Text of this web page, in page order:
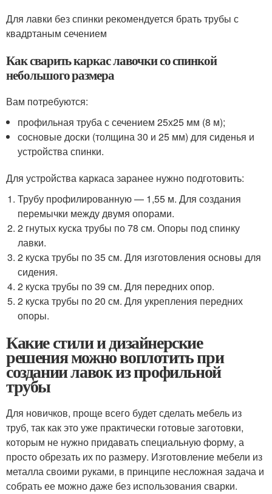
Для лавки без спинки рекомендуется брать трубы с
квадртаным сечением
Как сварить каркас лавочки со спинкой
небольшого размера
Вам потребуются:
профильная труба с сечением 25х25 мм (8 м);
сосновые доски (толщина 30 и 25 мм) для сиденья и
устройства спинки.
Для устройства каркаса заранее нужно подготовить:
Трубу профилированную — 1,55 м. Для создания
перемычки между двумя опорами.
2 гнутых куска трубы по 78 см. Опоры под спинку
лавки.
2 куска трубы по 35 см. Для изготовления основы для
сидения.
2 куска трубы по 39 см. Для передних опор.
2 куска трубы по 20 см. Для укрепления передних
опоры.
Какие стили и дизайнерские
решения можно воплотить при
создании лавок из профильной
трубы
Для новичков, проще всего будет сделать мебель из
труб, так как это уже практически готовые заготовки,
которым не нужно придавать специальную форму, а
просто обрезать их по размеру. Изготовление мебели из
металла своими руками, в принципе несложная задача и
собрать ее можно даже без использования сварки.